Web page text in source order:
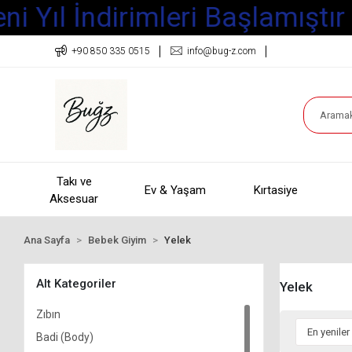
Yıl İndirimleri Başlamıştır
+90 850 335 0515 info@bug-z.com
Takı ve
Aksesuar
Ev & Yaşam Kırtasiye
Ana Sayfa Bebek Giyim Yelek
Alt Kategoriler
Zıbın
Badi (Body)
Yelek